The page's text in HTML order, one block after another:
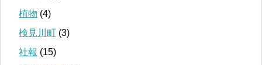
植物 (4)
検見川町 (3)
社報 (15)